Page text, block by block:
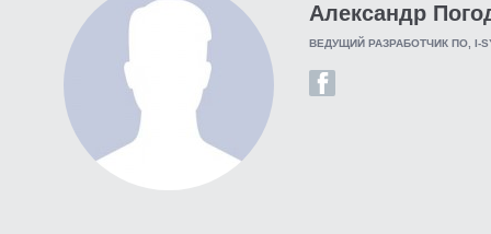
Александр
ВЕДУЩИЙ РАЗРАБОТЧИК ПО, I-